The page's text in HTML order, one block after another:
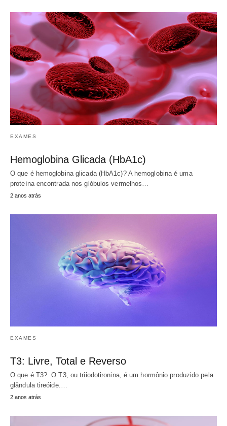
EXAMES
Hemoglobina Glicada (HbA1c)
O que é hemoglobina glicada (HbA1c)? A hemoglobina é uma
proteína encontrada nos glóbulos vermelhos…
2 anos atrás
EXAMES
T3: Livre, Total e Reverso
O que é T3? O T3, ou triiodotironina, é um hormônio produzido pela
glândula tireóide.…
2 anos atrás